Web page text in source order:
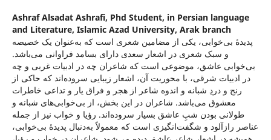
Ashraf Alsadat Ashrafi, Phd Student, in Persian language
and Literature, Islamic Azad University, Arak branch
پدیدۀ بی‌خوابی، یکی از مضامین شعری است که به‌عنوان یک خصیصه
و سبک شعری در اشعار سعدی دارای بسامد فراوانی می‌باشد.
بی‌خوابی عاشق، موضوعی است که شاعران چه در ادبیات غربی و چه
در ادبیات شرقی، با محوریت آن، اشعار زیبایی سروده‌اند که حاکی از
رنج و دردِ شبانه و اندوه شاعر از هجر و فراق یار و تداعی خاطرات
معشوق می‌باشد. شاعران در این بخش، از بی‌خوابی‌های شبانه و
طولانی بودن شبِ عاشق بسیار سروده‌اند. رؤیا و خواب نیز از جمله
عناصر راز‌آلود و شگفت‌انگیزی است که معمولاً به‌‌دنبال پدیدۀ بی‌خوابی،